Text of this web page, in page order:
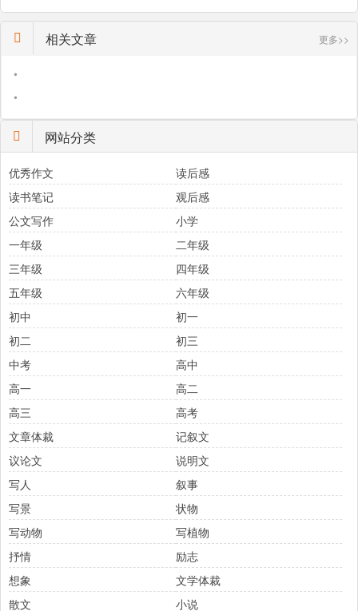
相关文章 更多>>
•
•
网站分类
优秀作文
读后感
读书笔记
观后感
公文写作
小学
一年级
二年级
三年级
四年级
五年级
六年级
初中
初一
初二
初三
中考
高中
高一
高二
高三
高考
文章体裁
记叙文
议论文
说明文
写人
叙事
写景
状物
写动物
写植物
抒情
励志
想象
文学体裁
散文
小说